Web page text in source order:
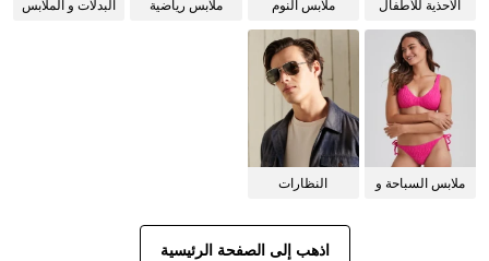
الأحذية للأطفال
ملابس النوم
ملابس رياضية
البدلات و الملابس
ملابس السباحة و
النظارات
اذهب إلى الصفحة الرئيسية